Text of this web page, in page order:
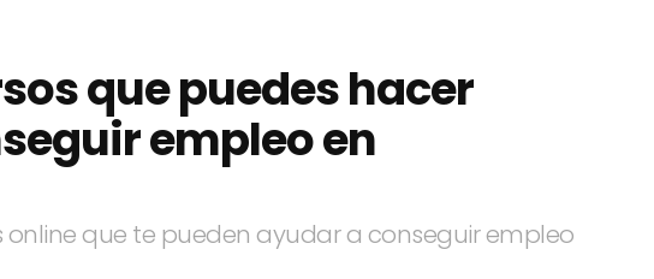
que puedes hacer
empleo en
online que te pueden ayudar a conseguir empleo